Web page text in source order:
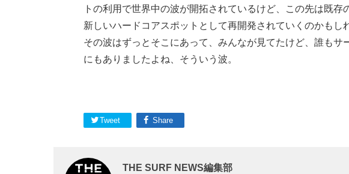
トの利用で世界中の波が開拓されているけど、この先は既存
新しいハードコアスポットとして再開発されていくのかもし
その波はずっとそこにあって、みんなが見てたけど、誰も
にもありましたよね、そういう波。
Tweet Share
THE SURF NEWS編集部